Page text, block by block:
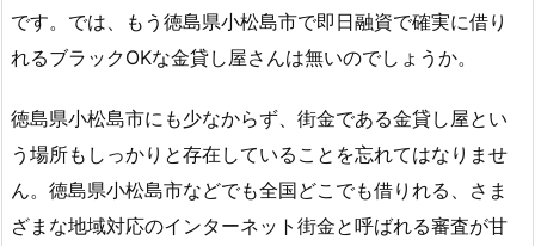
です。では、もう徳島県小松島市で即日融資で確実に借り
れるブラックOKな金貸し屋さんは無いのでしょうか。
徳島県小松島市にも少なからず、街金である金貸し屋とい
う場所もしっかりと存在していることを忘れてはなりませ
ん。徳島県小松島市などでも全国どこでも借りれる、さま
ざまな地域対応のインターネット街金と呼ばれる審査が甘